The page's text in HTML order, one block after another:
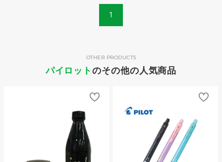
1
パイロットのその他の人気商品
OTHER PRODUCTS